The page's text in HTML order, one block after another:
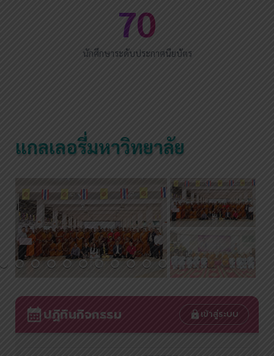
70
นักศึกษาระดับประกาศนียบัตร
แกลเลอรี่มหาวิทยาลัย